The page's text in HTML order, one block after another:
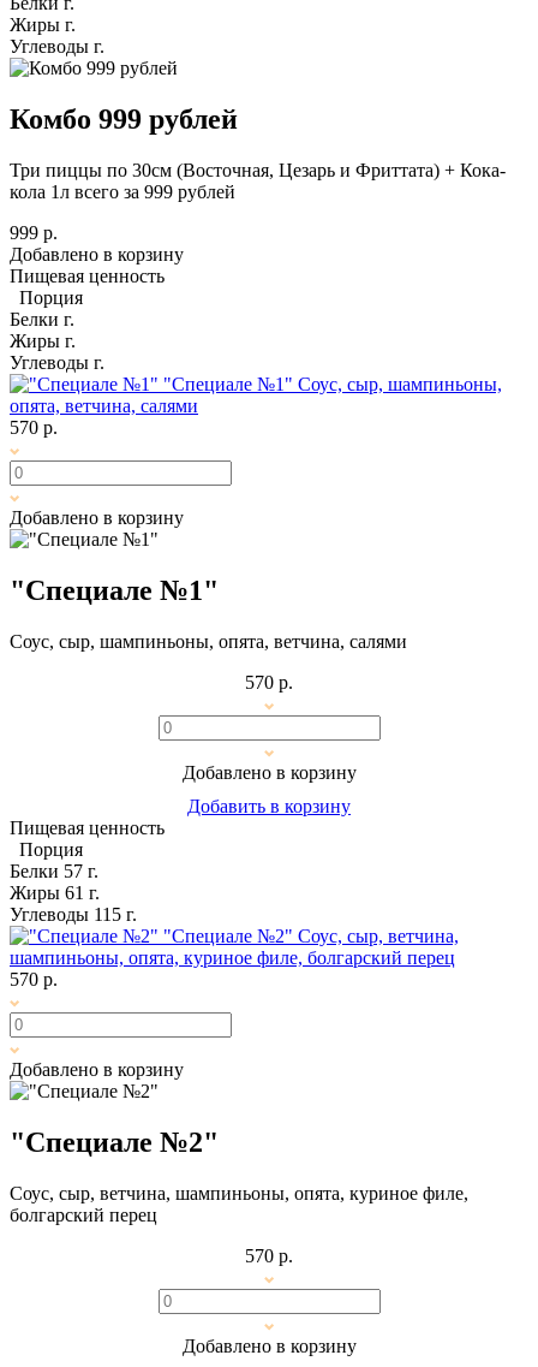
Жиры г.
Углеводы г.
Комбо 999 рублей
Три пиццы по 30см (Восточная, Цезарь и Фриттата) + Кока-
кола 1л всего за 999 рублей
999 р.
Добавлено в корзину
Пищевая ценность
Порция
Белки г.
Жиры г.
Углеводы г.
"Специале №1" Соус, сыр, шампиньоны,
опята, ветчина, салями
570 р.
Добавлено в корзину
"Специале №1"
Соус, сыр, шампиньоны, опята, ветчина, салями
570 р.
Добавлено в корзину
Добавить в корзину
Пищевая ценность
Порция
Белки 57 г.
Жиры 61 г.
Углеводы 115 г.
"Специале №2" Соус, сыр, ветчина,
шампиньоны, опята, куриное филе, болгарский перец
570 р.
Добавлено в корзину
"Специале №2"
Соус, сыр, ветчина, шампиньоны, опята, куриное филе,
болгарский перец
570 р.
Добавлено в корзину